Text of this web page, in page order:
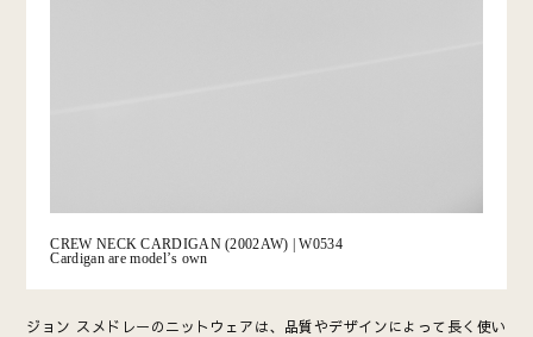
CREW NECK CARDIGAN (2002AW) | W0534
Cardigan are modelʼs own
ジョン スメドレーのニットウェアは、品質やデザインによって長く使い